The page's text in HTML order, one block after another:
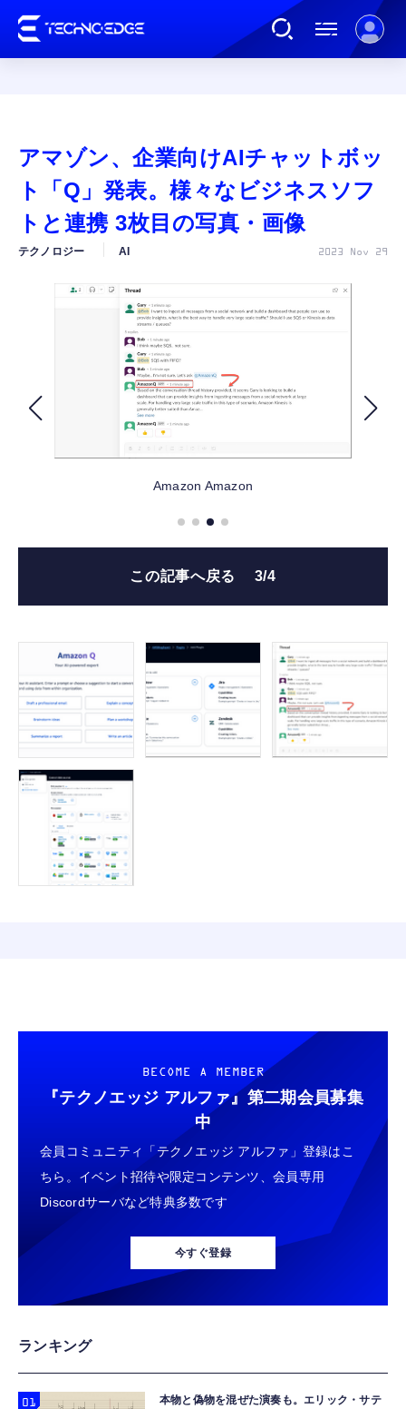
AI
ガジェット
カルチャー
公式ストア
FOLLOW US
アマゾン、企業向けAIチャットボッ
ト「Q」発表。様々なビジネスソフ
トと連携 3枚目の写真・画像
テクノロジー AI 2023 Nov 29
Amazon Amazon
この記事へ戻る 3/4
BECOME A MEMBER
『テクノエッジ アルファ』 第二期会員募集
中
会員コミュニティ「テクノエッジ アルファ」登録はこ
ちら。イベント招待や限定コンテンツ、会員専用
Discordサーバなど特典多数です
今すぐ登録
ランキング
本物と偽物を混ぜた演奏も。エリック・サテ